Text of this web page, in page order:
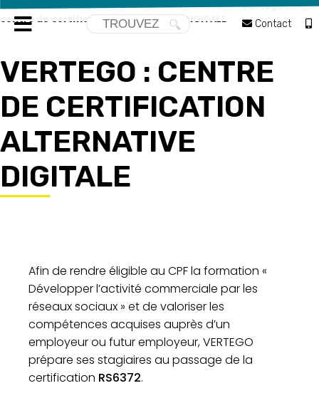
Contact
Accueil>Nos prestations>Centre de certification>Vertego :
centre de certification ALTERNATIVE DIGITALE
VERTEGO : CENTRE
DE CERTIFICATION
ALTERNATIVE
DIGITALE
Afin de rendre éligible au CPF la formation «
Développer l’activité commerciale par les
réseaux sociaux » et de valoriser les
compétences acquises auprès d’un
employeur ou futur employeur, VERTEGO
prépare ses stagiaires au passage de la
certification RS6372.